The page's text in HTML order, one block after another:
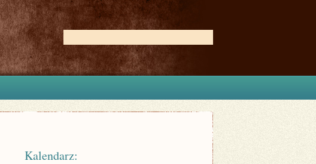
Kalendarz: